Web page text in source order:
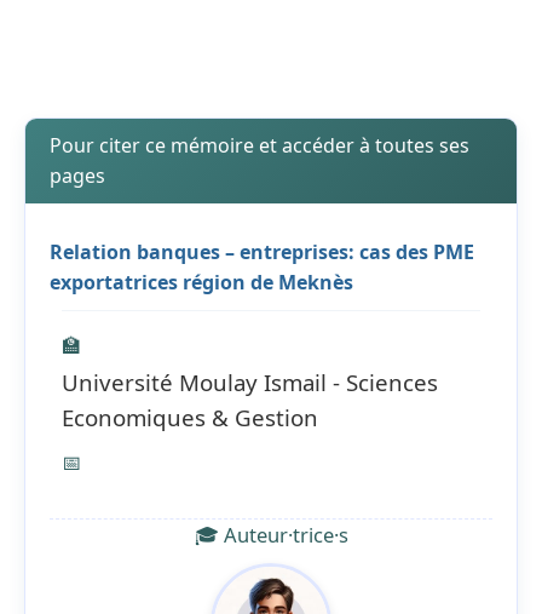
Pour citer ce mémoire et accéder à toutes ses
pages
Relation banques – entreprises: cas des PME
exportatrices région de Meknès
🏫
Université Moulay Ismail - Sciences
Economiques & Gestion
📅
🎓 Auteur·trice·s